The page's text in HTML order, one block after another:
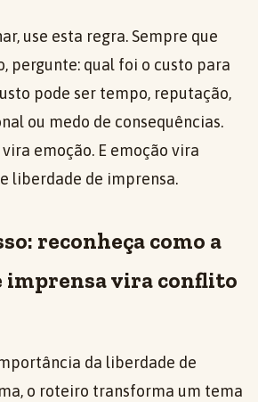
use esta regra. Sempre que
pergunte: qual foi o custo para
pode ser tempo, reputação,
ou medo de consequências.
emoção. E emoção vira
liberdade de imprensa.
reconheça como a
imprensa vira conflito
da liberdade de
o roteiro transforma um tema